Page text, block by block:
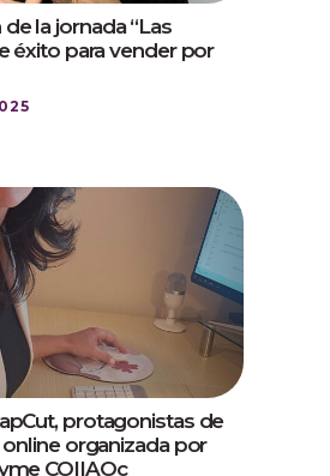
la jornada “Las
éxito para vender por
protagonistas de
online organizada por
COIIAOc